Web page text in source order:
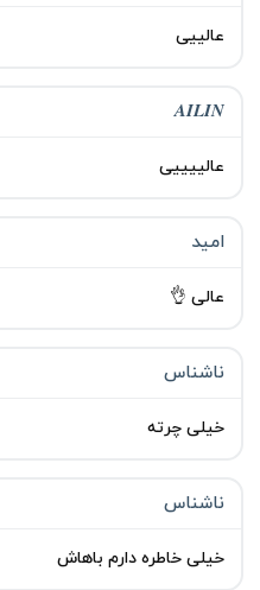
عالییی
𝑨𝑰𝑳𝑰𝑵
عالییییی
امید
عالی 👌
ناشناس
خیلی چرته
ناشناس
خیلی خاطره دارم باهاش